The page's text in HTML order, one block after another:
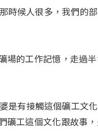
時候人很多，我們的
場的工作記憶，走過
是有接觸這個礦工文
礦工這個文化跟故事